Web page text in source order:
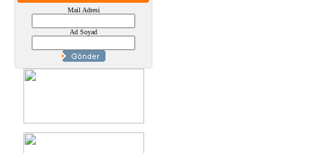
Mail Adresi
Ad Soyad